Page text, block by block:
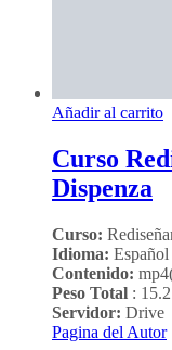
Añadir al carrito
Curso
Dispenza
Curso:
Idioma: Español
Contenido:
Peso Total :
Servidor: Drive
Pagina del Autor